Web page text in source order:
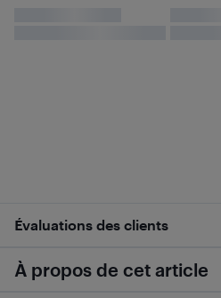
Évaluations des clients
À propos de cet article